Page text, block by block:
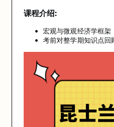
课程介绍:
宏观与微观经济学框架
考前对整学期知识点